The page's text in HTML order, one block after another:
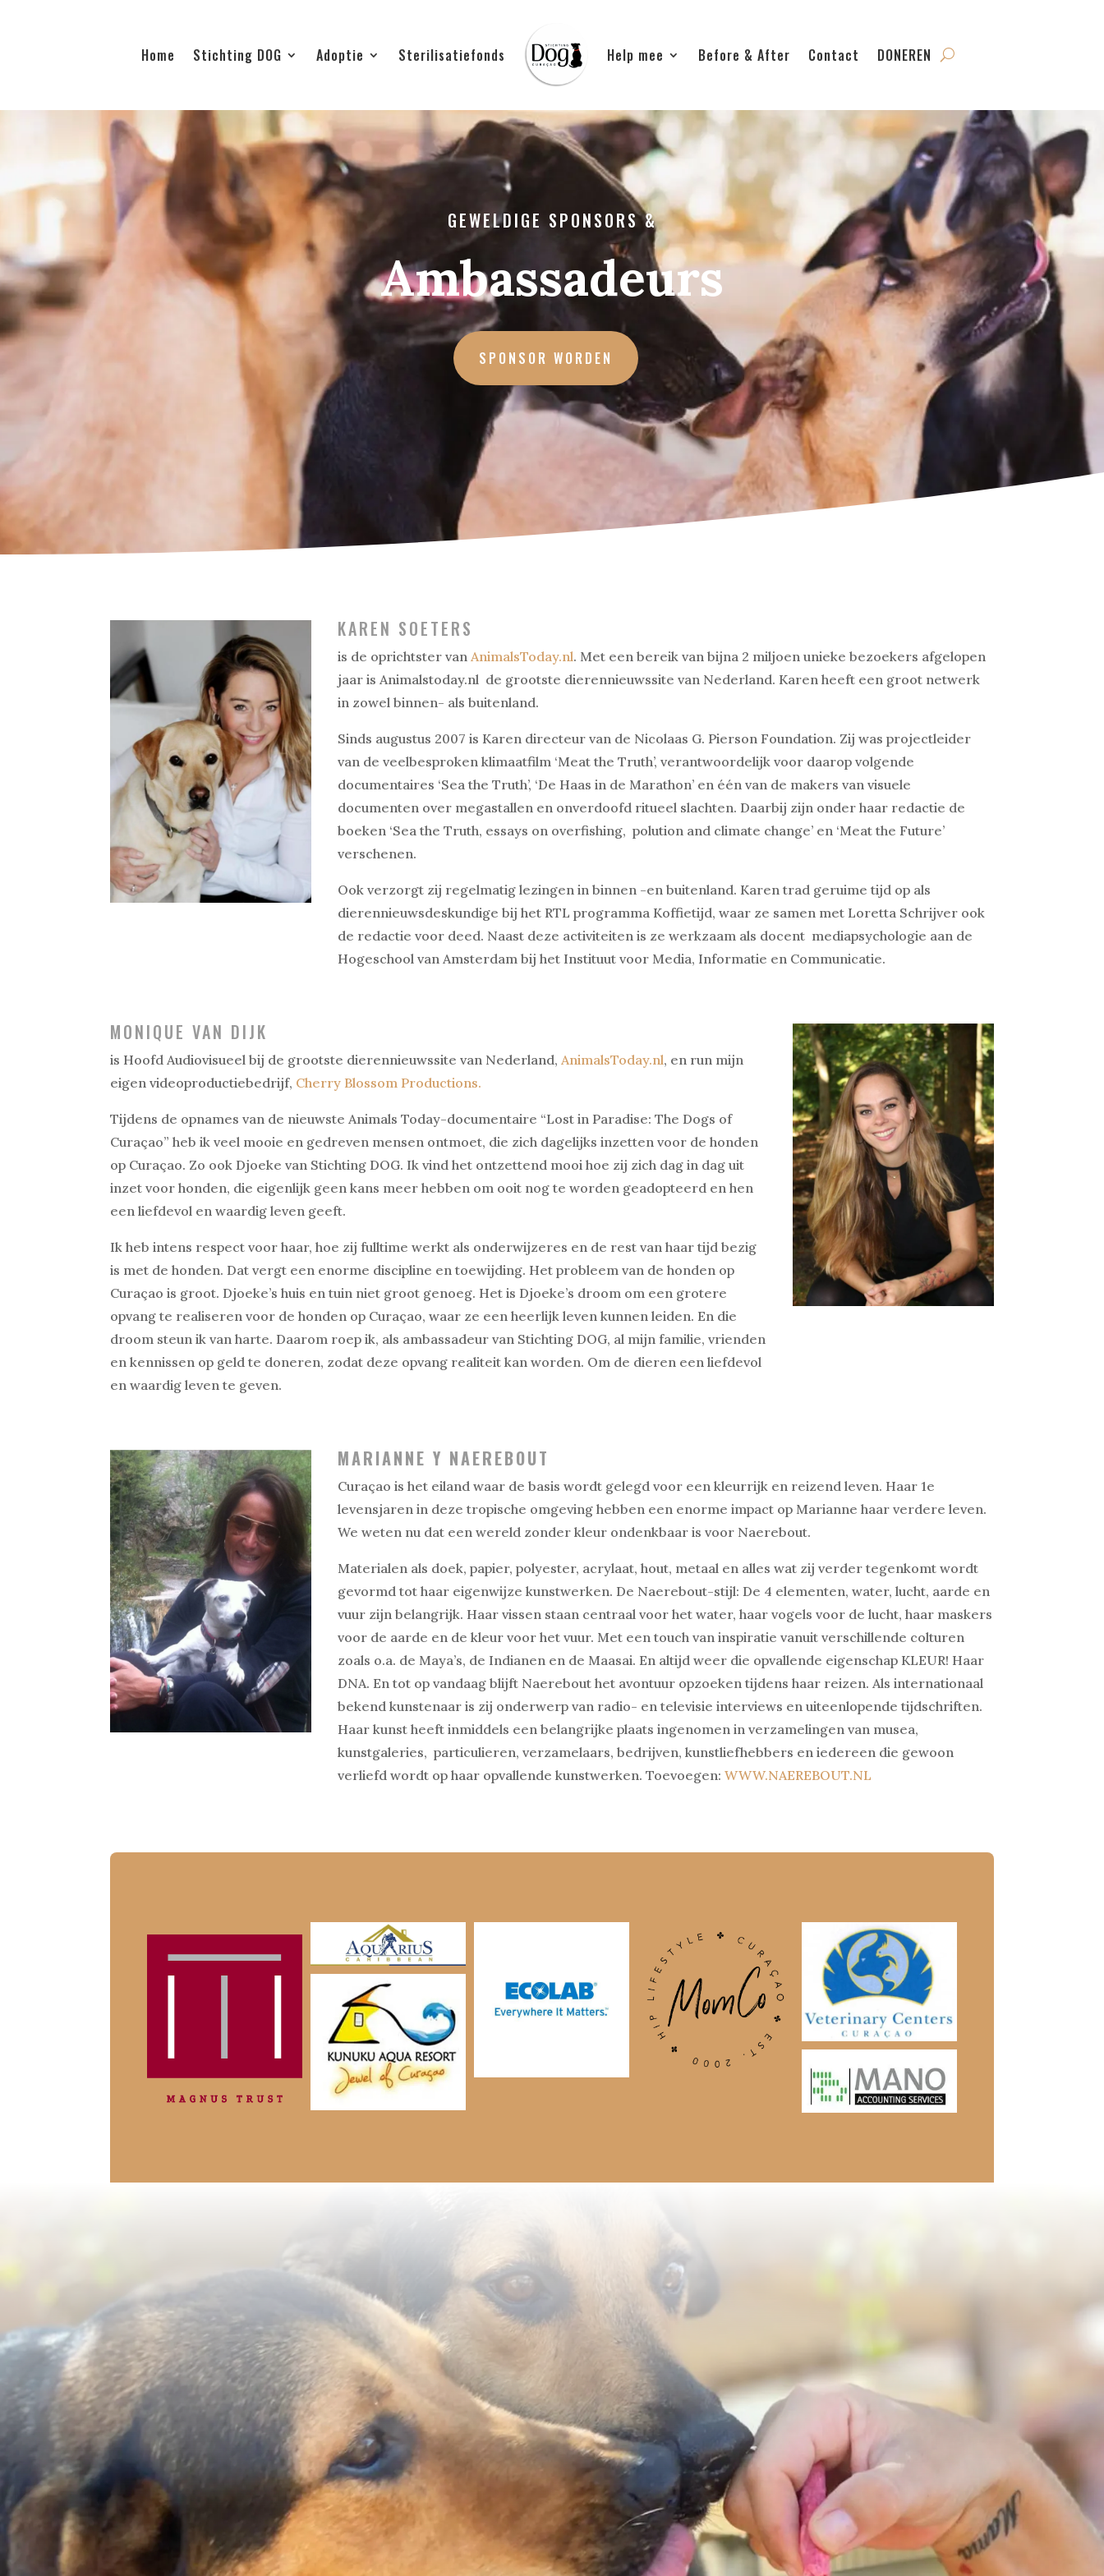
Home Stichting DOG Adoptie Sterilisatiefonds Help mee Before & After Contact DONEREN
GEWELDIGE SPONSORS &
Ambassadeurs
SPONSOR WORDEN
KAREN SOETERS
is de oprichtster van AnimalsToday.nl. Met een bereik van bijna 2 miljoen unieke bezoekers afgelopen
jaar is Animalstoday.nl de grootste dierennieuwssite van Nederland. Karen heeft een groot netwerk
in zowel binnen- als buitenland.
Sinds augustus 2007 is Karen directeur van de Nicolaas G. Pierson Foundation. Zij was projectleider
van de veelbesproken klimaatfilm ‘Meat the Truth’, verantwoordelijk voor daarop volgende
documentaires ‘Sea the Truth’, ‘De Haas in de Marathon’ en één van de makers van visuele
documenten over megastallen en onverdoofd ritueel slachten. Daarbij zijn onder haar redactie de
boeken ‘Sea the Truth, essays on overfishing, polution and climate change’ en ‘Meat the Future’
verschenen.
Ook verzorgt zij regelmatig lezingen in binnen -en buitenland. Karen trad geruime tijd op als
dierennieuwsdeskundige bij het RTL programma Koffietijd, waar ze samen met Loretta Schrijver ook
de redactie voor deed. Naast deze activiteiten is ze werkzaam als docent mediapsychologie aan de
Hogeschool van Amsterdam bij het Instituut voor Media, Informatie en Communicatie.
MONIQUE VAN DIJK
is Hoofd Audiovisueel bij de grootste dierennieuwssite van Nederland, AnimalsToday.nl, en run mijn
eigen videoproductiebedrijf, Cherry Blossom Productions.
Tijdens de opnames van de nieuwste Animals Today-documentaire “Lost in Paradise: The Dogs of
Curaçao” heb ik veel mooie en gedreven mensen ontmoet, die zich dagelijks inzetten voor de honden
op Curaçao. Zo ook Djoeke van Stichting DOG. Ik vind het ontzettend mooi hoe zij zich dag in dag uit
inzet voor honden, die eigenlijk geen kans meer hebben om ooit nog te worden geadopteerd en hen
een liefdevol en waardig leven geeft.
Ik heb intens respect voor haar, hoe zij fulltime werkt als onderwijzeres en de rest van haar tijd bezig
is met de honden. Dat vergt een enorme discipline en toewijding. Het probleem van de honden op
Curaçao is groot. Djoeke’s huis en tuin niet groot genoeg. Het is Djoeke’s droom om een grotere
opvang te realiseren voor de honden op Curaçao, waar ze een heerlijk leven kunnen leiden. En die
droom steun ik van harte. Daarom roep ik, als ambassadeur van Stichting DOG, al mijn familie, vrienden
en kennissen op geld te doneren, zodat deze opvang realiteit kan worden. Om de dieren een liefdevol
en waardig leven te geven.
MARIANNE Y NAEREBOUT
Curaçao is het eiland waar de basis wordt gelegd voor een kleurrijk en reizend leven. Haar 1e
levensjaren in deze tropische omgeving hebben een enorme impact op Marianne haar verdere leven.
We weten nu dat een wereld zonder kleur ondenkbaar is voor Naerebout.
Materialen als doek, papier, polyester, acrylaat, hout, metaal en alles wat zij verder tegenkomt wordt
gevormd tot haar eigenwijze kunstwerken. De Naerebout-stijl: De 4 elementen, water, lucht, aarde en
vuur zijn belangrijk. Haar vissen staan centraal voor het water, haar vogels voor de lucht, haar maskers
voor de aarde en de kleur voor het vuur. Met een touch van inspiratie vanuit verschillende colturen
zoals o.a. de Maya’s, de Indianen en de Maasai. En altijd weer die opvallende eigenschap KLEUR! Haar
DNA. En tot op vandaag blijft Naerebout het avontuur opzoeken tijdens haar reizen. Als internationaal
bekend kunstenaar is zij onderwerp van radio- en televisie interviews en uiteenlopende tijdschriften.
Haar kunst heeft inmiddels een belangrijke plaats ingenomen in verzamelingen van musea,
kunstgaleries, particulieren, verzamelaars, bedrijven, kunstliefhebbers en iedereen die gewoon
verliefd wordt op haar opvallende kunstwerken. Toevoegen: WWW.NAEREBOUT.NL